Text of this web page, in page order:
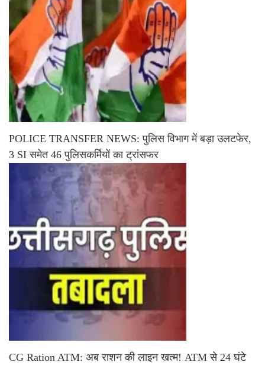
POLICE TRANSFER NEWS: पुलिस विभाग में बड़ा उलटफेर,
3 SI समेत 46 पुलिसकर्मियों का ट्रांसफर
CG Ration ATM: अब राशन की लाइन खत्म! ATM से 24 घंटे